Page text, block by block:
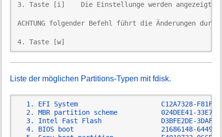
3. Taste [i]    Die Einstellunge werden angezeigt
ACHTUNG folgender Befehl führt die Änderungen
4. Taste [w]
Liste der möglichen Partitions-Typen mit fdisk.
EFI System                     C12A7328-F81F-11D2-
MBR partition scheme           024DEE41-33E7-
Intel Fast Flash               D3BFE2DE-3DAF-
BIOS boot                      21686148-6449-